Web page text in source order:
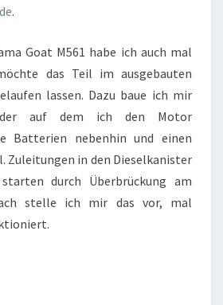
.
Goat M561 habe ich auch mal
das Teil im ausgebauten
lassen. Dazu baue ich mir
auf dem ich den Motor
Batterien nebenhin und einen
Zuleitungen in den Dieselkanister
durch Überbrückung am
stelle ich mir das vor, mal